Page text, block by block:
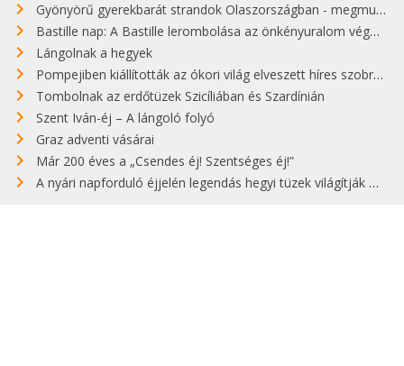
Gyönyörű gyerekbarát strandok Olaszországban - megmutatjuk a 15 legjobbat
Bastille nap: A Bastille lerombolása az önkényuralom végét jelentette
Lángolnak a hegyek
Pompejiben kiállították az ókori világ elveszett híres szobrának másolatát
Tombolnak az erdőtüzek Szicíliában és Szardínián
Szent Iván-éj – A lángoló folyó
Graz adventi vásárai
Már 200 éves a „Csendes éj! Szentséges éj!”
A nyári napforduló éjjelén legendás hegyi tüzek világítják meg Zugspitzét